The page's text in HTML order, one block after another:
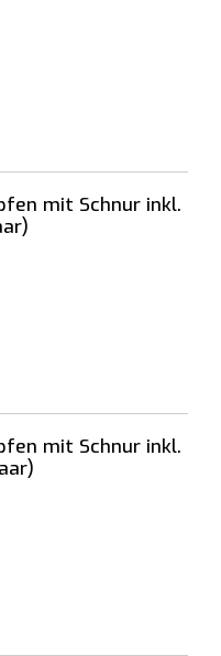
mit Schnur inkl.
mit Schnur inkl.